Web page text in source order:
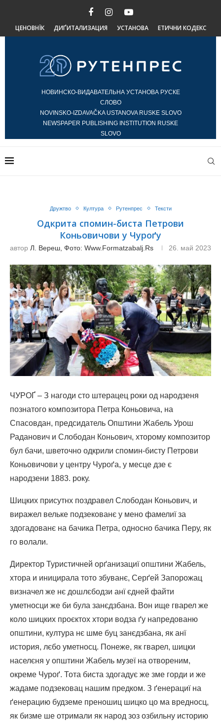
ЦЕНОВНЇК ДИҐИТАЛИЗАЦИЯ УСТАНОВА ЕТИЧНИ КОДЕКС
НОВИНСКО-ВИДАВАТЕЛЬНА УСТАНОВА РУСКЕ
СЛОВО
NOVINSKO-IZDAVAČKA USTANOVA RUSKE SLOVO
NEWSPAPER PUBLISHING INSTITUTION RUSKE
SLOVO
Дружтво Култура Рутенпрес Тексти
Одкрита спомин-биста Петрови
Коньовичови у Чуроґу
автор Л. Вереш, Фото: Www.formatzabalj.rs 26. май 2023
ЧУРОҐ – З нагоди сто штерацец роки од народзеня
познатого композитора Петра Коньовича, на
Спасовдан, предсидатель Општини Жабель Урош
Раданович и Слободан Коньович, хторому композитор
бул бачи, шветочно одкрили спомин-бисту Петрови
Коньовичови у центру Чуроґа, у месце дзе є
народзени 1883. року.
Шицких присутнх поздравел Слободан Коньович, и
виражел вельке подзекованє у мено фамелиї за
здогадованє на бачика Петра, односно бачика Перу, як
го волали.
Директор Туристичней орґанизациї општини Жабель,
хтора и иницирала тото збуванє, Серґей Запорожац
визначел же нє дошлєбодзи анї єдней файти
уметносци же би була занєдзбана. Вон ище гварел же
коло шицких проєктох хтори водза ґу напредованю
општини, култура нє шме буц занєдзбана, як анї
история, лєбо уметносц. Понеже, як гварел, шицки
населєня у општини Жабель музеї на отвореним,
окреме Чуроґ. Тота биста здогадує же зме горди и же
жадаме подзековац нашим предком. З ґенерациї на
ґенерацию будземе преношиц шицко цо ма вредносц,
як бизме ше отримали як народ зоз озбильну историю